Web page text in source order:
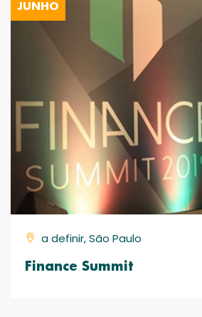
JUNHO
a definir, São Paulo
Finance Summit